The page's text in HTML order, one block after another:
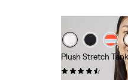
Plush Stretch